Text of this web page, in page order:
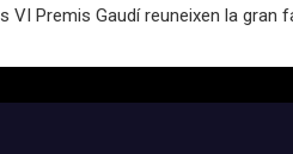
VI Premis Gaudí reuneixen la gran